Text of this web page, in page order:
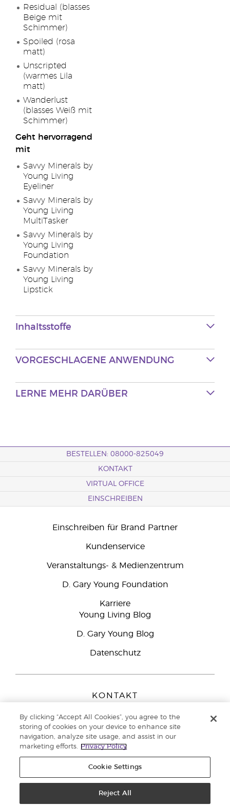
Residual (blasses
Beige mit
Schimmer)
Spoiled (rosa
matt)
Unscripted
(warmes Lila
matt)
Wanderlust
(blasses Weiß mit
Schimmer)
Geht hervorragend
mit
Savvy Minerals by
Young Living
Eyeliner
Savvy Minerals by
Young Living
MultiTasker
Savvy Minerals by
Young Living
Foundation
Savvy Minerals by
Young Living
Lipstick
Inhaltsstoffe
VORGESCHLAGENE ANWENDUNG
LERNE MEHR DARÜBER
BESTELLEN: 08000-825049
KONTAKT
VIRTUAL OFFICE
EINSCHREIBEN
Einschreiben für Brand Partner
Kundenservice
Veranstaltungs- & Medienzentrum
D. Gary Young Foundation
Karriere
Young Living Blog
D. Gary Young Blog
Datenschutz
KONTAKT
Peizerweg 97
9727 AJ Groningen
Netherlands
Kundenservice:08000-825049
Datenschutzerklärung
By clicking “Accept All Cookies”, you agree to the
storing of cookies on your device to enhance site
navigation, analyze site usage, and assist in our
marketing efforts.
Privacy Policy
Cookie Settings
Reject All